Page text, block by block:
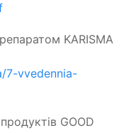
KARISMA
7-vvedennia-
GOOD